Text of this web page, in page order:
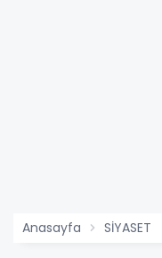
Anasayfa SİYASET